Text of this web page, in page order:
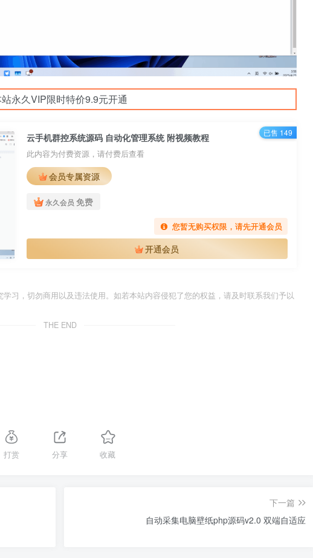
永久VIP限时特价9.9元开通
云手机群控系统源码 自动化管理系统 附视频教程
此内容为付费资源，请付费后查看
会员专属资源
永久会员 免费
您暂无购买权限，请先开通会员
开通会员
已售 149
习，切勿商用以及违法使用。如若本站内容侵犯了您的权益，请及时联系我们予以
THE END
打赏 分享 收藏
下一篇
自动采集电脑壁纸php源码v2.0 双端自适应